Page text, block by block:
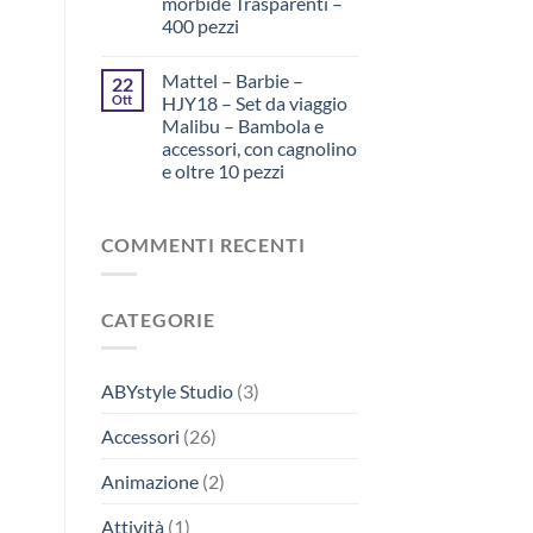
400 pezzi
22
Ott
Mattel – Barbie –
HJY18 – Set da viaggio
Malibu – Bambola e
accessori, con cagnolino
e oltre 10 pezzi
COMMENTI RECENTI
CATEGORIE
ABYstyle Studio(3)
Accessori (26)
Animazione(2)
Attività(1)